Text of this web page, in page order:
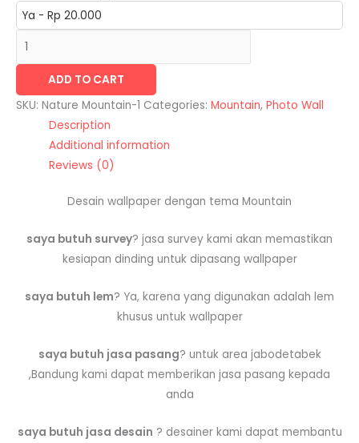
ADD TO CART
SKU: Nature Mountain-1 Categories: Mountain, Photo Wall
Description
Additional information
Reviews (0)
Desain wallpaper dengan tema Mountain
saya butuh survey? jasa survey kami akan memastikan
kesiapan dinding untuk dipasang wallpaper
saya butuh lem? Ya, karena yang digunakan adalah lem
khusus untuk wallpaper
saya butuh jasa pasang? untuk area jabodetabek
,Bandung kami dapat memberikan jasa pasang kepada
anda
saya butuh jasa desain ? desainer kami dapat membantu